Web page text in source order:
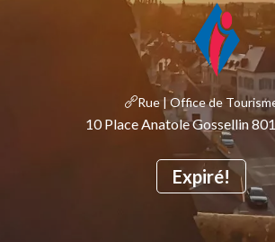
Expiré!
Rue | Office de
10 Place Anatole Gossellin